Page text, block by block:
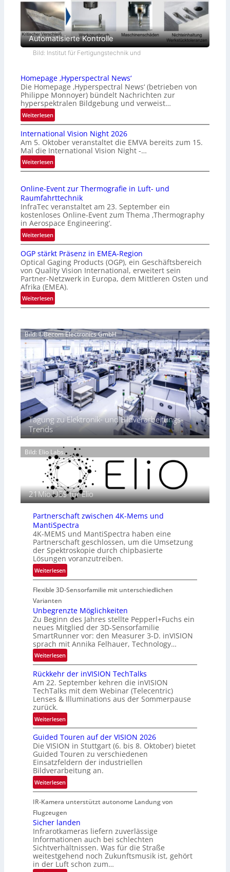
Automatisierte Kontrolle
Bild: Institut für Fertigungstechnik und
Homepage ‚Hyperspectral News‘
Die Homepage ‚Hyperspectral News‘ (betrieben von
Philippe Monnoyer) bündelt Nachrichten zur
hyperspektralen Bildgebung und verweist…
Weiterlesen:
H
o
m
e
p
a
e
‚
H
y
p
e
r
s
p
e
c
t
r
l
N
w
s
‘
International Vision Night 2026
Am 5. Oktober veranstaltet die EMVA bereits zum 15.
Mal die International Vision Night -…
Weiterlesen:
I
t
e
r
n
a
t
o
n
a
l
V
i
i
o
N
i
g
h
t
2
0
2
6
Online-Event zur Thermografie in Luft- und
Raumfahrttechnik
InfraTec veranstaltet am 23. September ein
kostenloses Online-Event zum Thema ‚Thermography
in Aerospace Engineering‘.
Weiterlesen:
O
n
l
i
n
e
-
e
n
z
u
r
T
h
r
m
o
g
r
a
f
i
e
n
L
u
f
t
-
u
R
a
u
m
f
a
h
r
t
t
e
c
h
i
k
OGP stärkt Präsenz in EMEA-Region
Optical Gaging Products (OGP), ein Geschäftsbereich
von Quality Vision International, erweitert sein
Partner-Netzwerk in Europa, dem Mittleren Osten und
Afrika (EMEA).
Weiterlesen:
O
P
s
ä
r
t
P
r
ä
s
e
z
i
n
E
M
E
A
-
R
e
g
i
o
n
Bild: ©Becom Electronics GmbH
Tagung zu Elektronik- und Bildverarbeitungs-
Trends
Bild: Elio Labs.
21Mio.US$ für Elio
Partnerschaft zwischen 4K-Mems und
MantiSpectra
4K-MEMS und MantiSpectra haben eine
Partnerschaft geschlossen, um die Umsetzung
der Spektroskopie durch chipbasierte
Lösungen voranzutreiben.
Weiterlesen:
P
a
t
n
e
r
s
c
h
a
f
t
i
s
c
h
e
n
4
K
-
M
e
m
s
u
n
Flexible 3D-Sensorfamilie mit unterschiedlichen
Varianten
Unbegrenzte Möglichkeiten
Zu Beginn des Jahres stellte Pepperl+Fuchs ein
neues Mitglied der 3D-Sensorfamilie
SmartRunner vor: den Measurer 3-D. inVISION
sprach mit Annika Felhauer, Technology…
Weiterlesen:
U
n
b
e
g
r
e
z
t
e
M
ö
g
l
i
c
h
k
e
i
t
Rückkehr der inVISION TechTalks
Am 22. September kehren die inVISION
TechTalks mit dem Webinar (Telecentric)
Lenses & Illuminations aus der Sommerpause
zurück.
Weiterlesen:
R
ü
c
k
k
e
h
d
e
r
i
n
V
I
Guided Touren auf der VISION 2026
Die VISION in Stuttgart (6. bis 8. Oktober) bietet
Guided Touren zu verschiedenen
Einsatzfeldern der industriellen
Bildverarbeitung an.
Weiterlesen:
G
u
i
d
e
d
T
o
u
IR-Kamera unterstützt autonome Landung von
Flugzeugen
Sicher landen
Infrarotkameras liefern zuverlässige
Informationen auch bei schlechten
Sichtverhältnissen. Was für die Straße
weitestgehend noch Zukunftsmusik ist, gehört
in der Luft schon zum…